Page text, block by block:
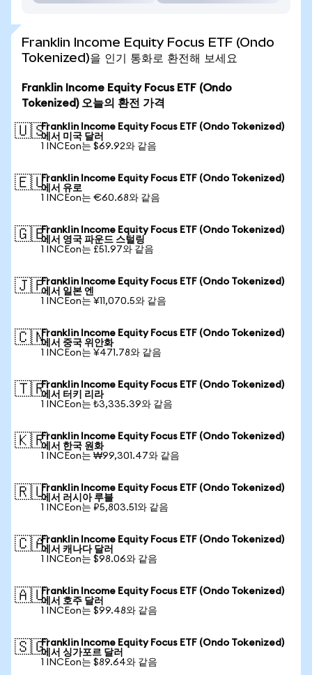
Franklin Income Equity Focus ETF (Ondo
Tokenized)을 인기 통화로 환전해 보세요
Franklin Income Equity Focus ETF (Ondo
Tokenized) 오늘의 환전 가격
🇺🇸Franklin Income Equity Focus ETF (Ondo Tokenized)
에서 미국 달러
1 INCEon는 $69.92와 같음
🇪🇺Franklin Income Equity Focus ETF (Ondo Tokenized)
에서 유로
1 INCEon는 €60.68와 같음
🇬🇧Franklin Income Equity Focus ETF (Ondo Tokenized)
에서 영국 파운드 스털링
1 INCEon는 £51.97와 같음
🇯🇵Franklin Income Equity Focus ETF (Ondo Tokenized)
에서 일본 엔
1 INCEon는 ¥11,070.5와 같음
🇨🇳Franklin Income Equity Focus ETF (Ondo Tokenized)
에서 중국 위안화
1 INCEon는 ¥471.78와 같음
🇹🇷Franklin Income Equity Focus ETF (Ondo Tokenized)
에서 터키 리라
1 INCEon는 ₺3,335.39와 같음
🇰🇷Franklin Income Equity Focus ETF (Ondo Tokenized)
에서 한국 원화
1 INCEon는 ₩99,301.47와 같음
🇷🇺Franklin Income Equity Focus ETF (Ondo Tokenized)
에서 러시아 루블
1 INCEon는 ₽5,803.51와 같음
🇨🇦Franklin Income Equity Focus ETF (Ondo Tokenized)
에서 캐나다 달러
1 INCEon는 $98.06와 같음
🇦🇺Franklin Income Equity Focus ETF (Ondo Tokenized)
에서 호주 달러
1 INCEon는 $99.48와 같음
🇸🇬Franklin Income Equity Focus ETF (Ondo Tokenized)
에서 싱가포르 달러
1 INCEon는 $89.64와 같음